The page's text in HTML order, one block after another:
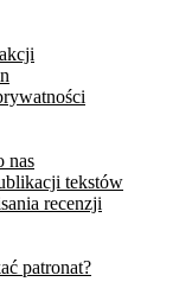
nas
tekstów
recenzji
patronat?